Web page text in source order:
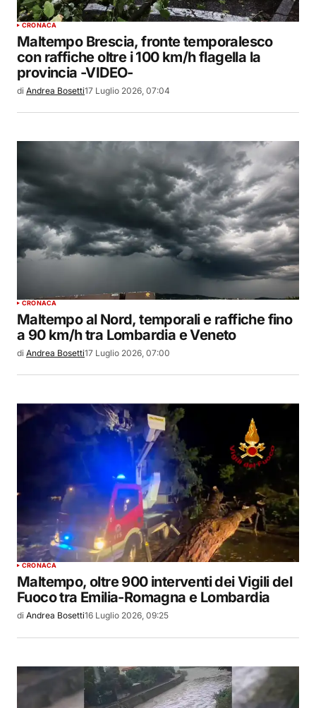
CRONACA
Maltempo Brescia, fronte temporalesco
con raffiche oltre i 100 km/h flagella la
provincia -VIDEO-
di Andrea Bosetti17 Luglio 2026, 07:04
CRONACA
Maltempo al Nord, temporali e raffiche fino
a 90 km/h tra Lombardia e Veneto
di Andrea Bosetti17 Luglio 2026, 07:00
CRONACA
Maltempo, oltre 900 interventi dei Vigili del
Fuoco tra Emilia-Romagna e Lombardia
di Andrea Bosetti16 Luglio 2026, 09:25